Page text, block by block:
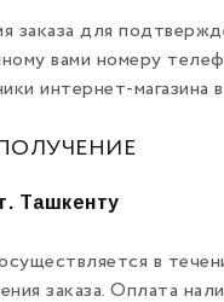
заказа для
вами номеру
интернет-магазина в
Ташкенту
в
заказа. Оплата